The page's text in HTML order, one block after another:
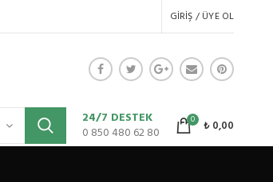
GIRIŞ / ÜYE OL
24/7 DESTEK
0 850 480 62 80
0 ₺0,00